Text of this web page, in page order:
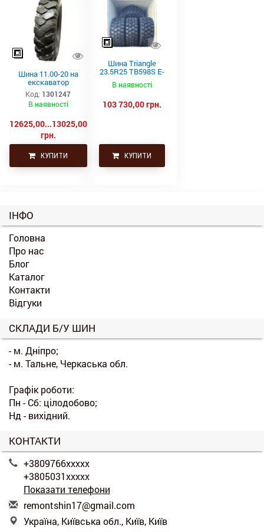
Шина 11.00-20 на
екскаватор
Код: 1301247
В наявності
12625,00...13025,00
грн.
КУПИТИ
Шина Triangle
23.5R25 TB598S E-
4 201A2/185B
В наявності
103 730,00 грн.
КУПИТИ
ІНФО
Головна
Про нас
Блог
Каталог
Контакти
Відгуки
СКЛАДИ Б/У ШИН
- м. Дніпро;
- м. Тальне, Черкаська обл.
Графік роботи:
Пн - Сб: цілодобово;
Нд - вихідний.
КОНТАКТИ
+3809766xxxxx
+3805031xxxxx
Показати телефони
remontshin17@gmail.com
Україна, Київська обл., Київ, Київ